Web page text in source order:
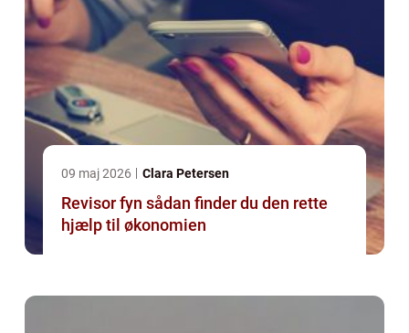
09 maj 2026 Clara Petersen
Revisor fyn sådan finder du den rette
hjælp til økonomien